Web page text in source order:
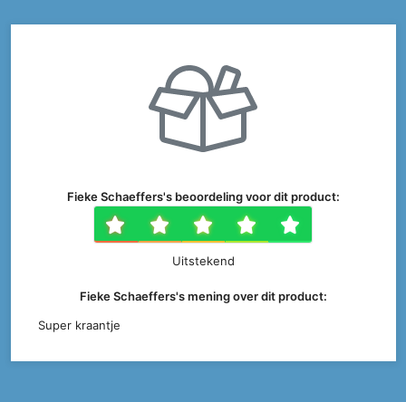
Fieke Schaeffers's beoordeling voor dit product:
4
3 sterren
2 sterren
1 ster
Uitstekend
Fieke Schaeffers's mening over dit product:
Super kraantje